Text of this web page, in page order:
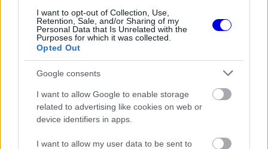
I want to opt-out of Collection, Use,
Retention, Sale, and/or Sharing of my
Personal Data that Is Unrelated with the
Purposes for which it was collected.
Opted Out
Google consents
I want to allow Google to enable storage
related to advertising like cookies on web or
device identifiers in apps.
I want to allow my user data to be sent to
A dán pilóta két Forma–1-es időszaka között,
2021-ben már versenyzett az IMSA-ban, ahol a
Cadillac-kel Detroitban összetett győzelmet
a várakozásoktól, ám öt éve teljesült az álma,
amikor édesapjával, Jan Magnussennel oszthatott
meg egy autót.